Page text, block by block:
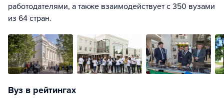
работодателями, а также взаимодействует с 350 вузами
из 64 стран.
Вуз в рейтингах